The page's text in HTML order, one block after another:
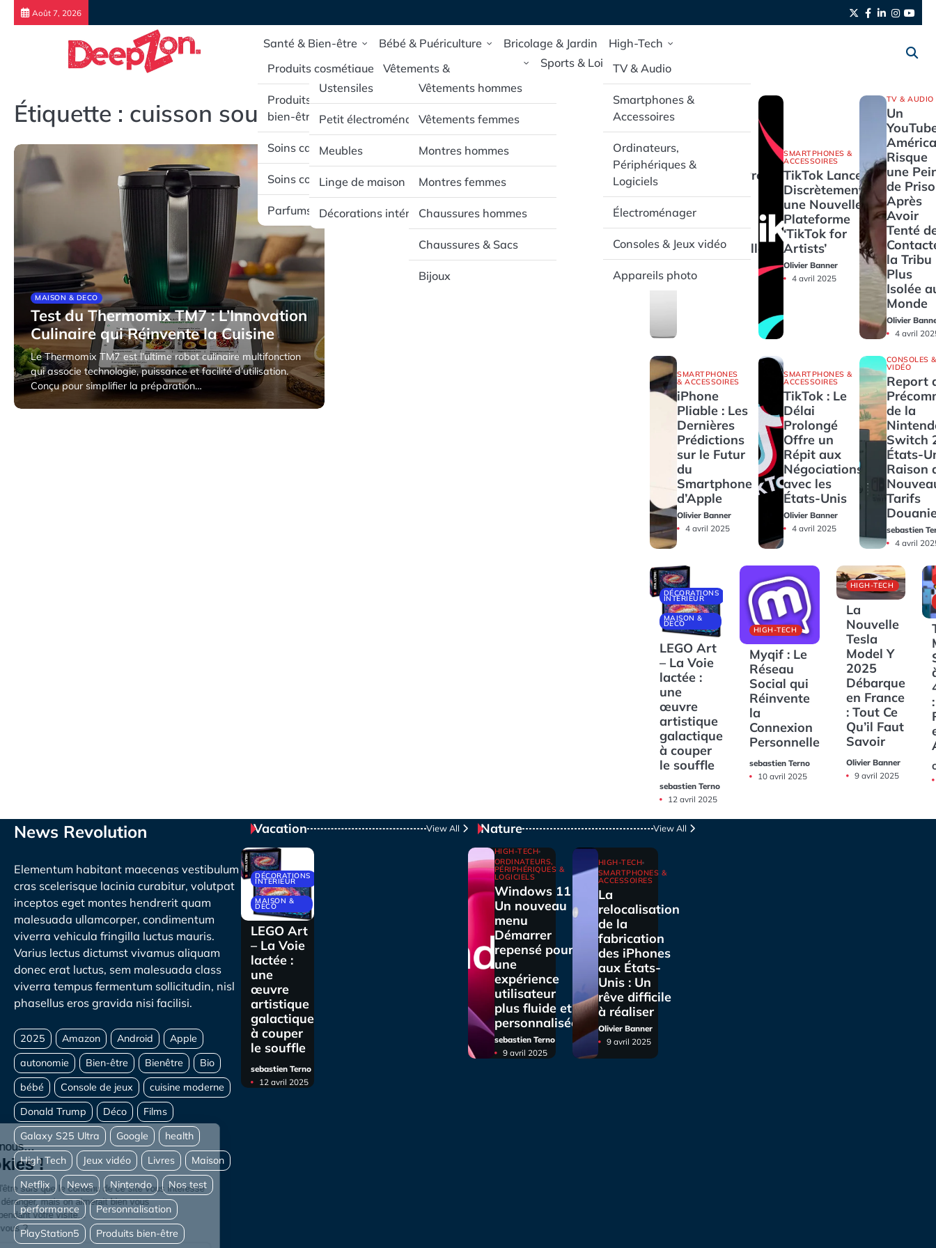
Skip
Août 7, 2026 Twitter
Facebook
LinkedIn
Santé & Bien-être
Produits cosmétique
Produits de santé et
bien-être
Soins capillaires
Soins corporels
Parfums
Bébé & Puériculture
Vêtements &
Chaussures pour bébé
Poussettes & Sièges
auto
Jouets d’éveil & mobilier
pour bébé
Bricolage & Jardin
High-Tech
TV & Audio
Smartphones &
Accessoires
Ordinateurs,
Périphériques &
Logiciels
Électroménager
Consoles & Jeux vidéo
Appareils photo
Maison & Deco
Ustensiles
Petit électroménager
Meubles
Linge de maison
Décorations intérieur
Mode & Accessoires
Vêtements hommes
Vêtements femmes
Montres hommes
Montres femmes
Chaussures hommes
Chaussures & Sacs
Bijoux
Sports & Loisirs
Étiquette : cuisson sous vide
MAISON & DECO
Test du Thermomix TM7 : L’Innovation
Culinaire qui Réinvente la Cuisine
Le Thermomix TM7 est l’ultime robot culinaire multifonction
qui associe technologie, puissance et facilité d’utilisation.
Conçu pour simplifier la préparation…
2 avril 2025
SMARTPHONES &
ACCESSOIRES
Pixel Buds Pro
Gamme en
Promotion
Exceptionnelle
4 avril 2025
SMARTPHONES &
ACCESSOIRES
TikTok Lance
Discrètement
une Nouvelle
Plateforme
‘TikTok for
Artists’
Olivier Banner
4 avril 2025
TV & AUDIO
Un
Risque
une
de
Après
Avoir
Tenté
la Tribu
Plus
Isolée
Monde
Olivier
4 avril
SMARTPHONES
& ACCESSOIRES
iPhone
Pliable : Les
Dernières
Prédictions
sur le Futur
du
Smartphone
d’Apple
Olivier Banner
4 avril 2025
SMARTPHONES &
ACCESSOIRES
TikTok : Le
Délai
Prolongé
Offre un
Répit aux
Négociations
avec les
États-Unis
Olivier Banner
4 avril 2025
CONSOLES
VIDÉO
Report
de la
Switch
États-
Raison
Tarifs
sebastien
4 avril
DÉCORATIONS
INTÉRIEUR
MAISON &
DECO
LEGO Art
– La Voie
lactée :
une
œuvre
artistique
galactique
à couper
le souffle
sebastien Terno
12 avril 2025
HIGH-TECH
Myqif : Le
Réseau
Social qui
Réinvente
la
Connexion
Personnelle
sebastien Terno
10 avril 2025
HIGH-TECH
La
Nouvelle
Tesla
Model Y
2025
Débarque
en France
: Tout Ce
Qu’il Faut
Savoir
Olivier Banner
9 avril 2025
:
News Revolution
Elementum habitant maecenas vestibulum
cras scelerisque lacinia curabitur, volutpat
inceptos eget montes hendrerit quam
malesuada ullamcorper, condimentum
viverra vehicula fringilla luctus mauris.
Varius lectus dictumst vivamus aliquam
donec erat luctus, sem malesuada class
viverra tempus fermentum sollicitudin, nisl
phasellus eros gravida nisi facilisi.
Vacation View All
DÉCORATIONS
INTÉRIEUR
MAISON &
DECO
LEGO Art
– La Voie
lactée :
une
œuvre
artistique
galactique
à couper
le souffle
sebastien Terno
12 avril 2025
Nature View All
HIGH-TECH
ORDINATEURS,
PÉRIPHÉRIQUES &
LOGICIELS
Windows 11 :
Un nouveau
menu
Démarrer
repensé pour
une
expérience
utilisateur
plus fluide et
personnalisée
sebastien Terno
9 avril 2025
HIGH-TECH
SMARTPHONES &
ACCESSOIRES
La
relocalisation
de la
fabrication
des iPhones
aux États-
Unis : Un
rêve difficile
à réaliser
Olivier Banner
9 avril 2025